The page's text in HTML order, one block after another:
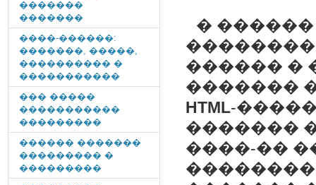
�������
�������
����-������:
�������, �����,
���������� �
�����������
��� �����
�����������
���������
������ �������
��������� �
���������
�
������ �
�������
HTML-
�������
����-��